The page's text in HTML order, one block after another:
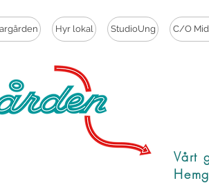
Hyr lokal StudioUng C/O
Vårt